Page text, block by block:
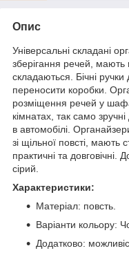
Опис
Універсальні складані
зберігання речей, мають
складаються. Бічні
переносити коробки.
розміщення речей у
кімнатах, так само
в автомобілі.
зі щільної повсті, мають
практичні та довговічні.
сірий.
Характеристики:
Матеріал: повсть.
Варіанти кольору:
Додатково: